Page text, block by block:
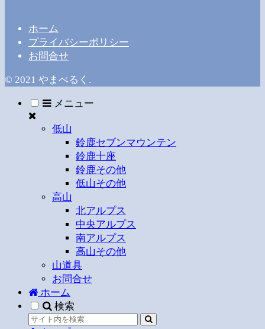
ホーム
プライバシーポリシー
お問合せ
© 2021 やまべるく.
メニュー
低山
鈴鹿セブンマウンテン
鈴鹿十座
鈴鹿その他
低山その他
高山
北アルプス
中央アルプス
南アルプス
高山その他
山道具
お問合せ
ホーム
検索